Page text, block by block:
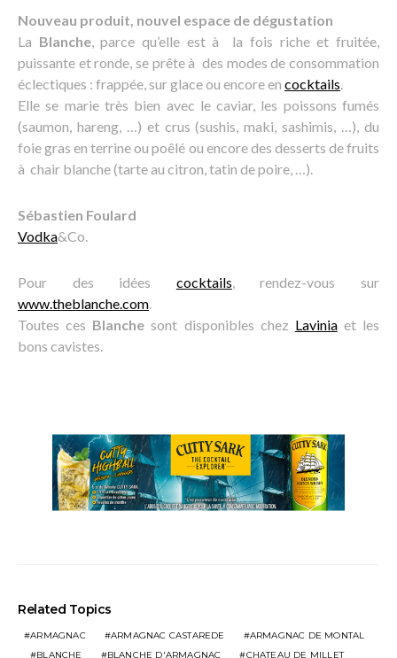
Nouveau produit, nouvel espace de dégustation
La Blanche, parce qu’elle est à la fois riche et fruitée,
puissante et ronde, se prête à des modes de consommation
éclectiques : frappée, sur glace ou encore en cocktails.
Elle se marie très bien avec le caviar, les poissons fumés
(saumon, hareng, …) et crus (sushis, maki, sashimis, …), du
foie gras en terrine ou poêlé ou encore des desserts de fruits
à chair blanche (tarte au citron, tatin de poire, …).
Sébastien Foulard
Vodka&Co.
Pour des idées cocktails, rendez-vous sur
www.theblanche.com.
Toutes ces Blanche sont disponibles chez Laviniaet les
bons cavistes.
Related Topics
ARMAGNAC ARMAGNAC CASTAREDE
ARMAGNAC DE MONTAL
BLANCHE
BLANCHE D'ARMAGNAC CHATEAU DE MILLET